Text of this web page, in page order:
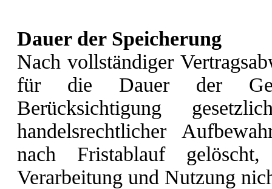
Dauer der Speicherung
Nach vollständiger
für die Dauer der
Berücksichtigung
handelsrechtlicher
nach Fristablauf
Verarbeitung und Nutzung